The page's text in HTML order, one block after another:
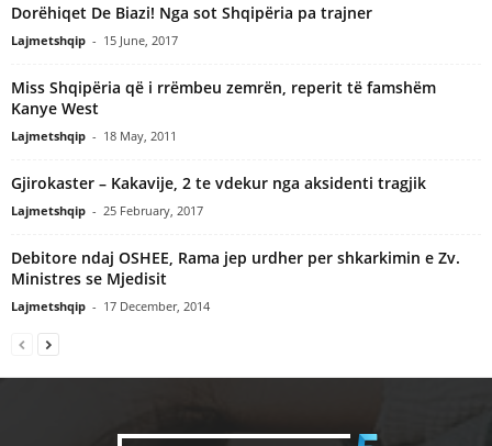
Dorëhiqet De Biazi! Nga sot Shqipëria pa trajner
Lajmetshqip - 15 June, 2017
Miss Shqipëria që i rrëmbeu zemrën, reperit të famshëm
Kanye West
Lajmetshqip - 18 May, 2011
Gjirokaster – Kakavije, 2 te vdekur nga aksidenti tragjik
Lajmetshqip - 25 February, 2017
Debitore ndaj OSHEE, Rama jep urdher per shkarkimin e Zv.
Ministres se Mjedisit
Lajmetshqip - 17 December, 2014